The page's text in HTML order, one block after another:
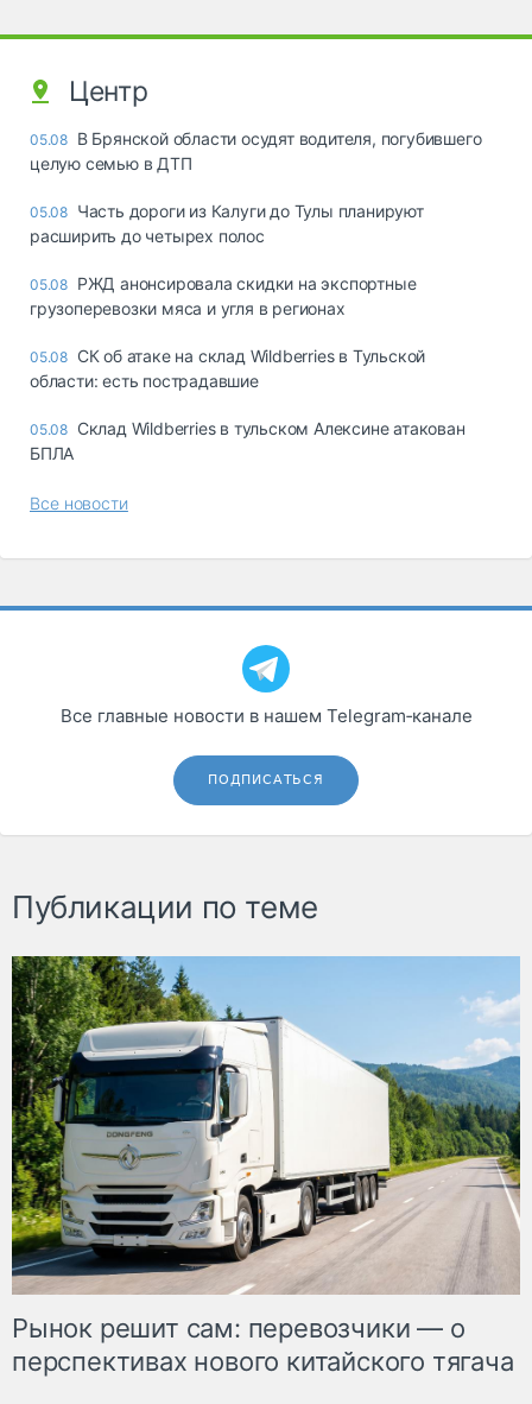
Центр
05.08 В Брянской области осудят водителя, погубившего
целую семью в ДТП
05.08 Часть дороги из Калуги до Тулы планируют
расширить до четырех полос
05.08 РЖД анонсировала скидки на экспортные
грузоперевозки мяса и угля в регионах
05.08 СК об атаке на склад Wildberries в Тульской
области: есть пострадавшие
05.08 Склад Wildberries в тульском Алексине атакован
БПЛА
Все новости
Все главные новости в нашем Telegram‑канале
ПОДПИСАТЬСЯ
Публикации по теме
Рынок решит сам: перевозчики — о
перспективах нового китайского тягача